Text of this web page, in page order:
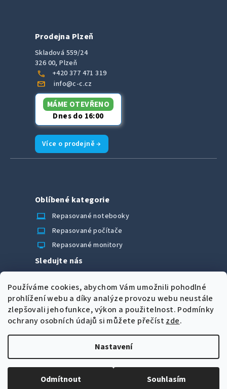
Používáme cookies, abychom Vám umožnili pohodlné
prohlížení webu a díky analýze provozu webu neustále
zlepšovali jeho funkce, výkon a použitelnost. Podmínky
ochrany osobních údajů si můžete přečíst zde.
Nastavení
Odmítnout Souhlasím
Prodejna Plzeň
Skladová 559/24
326 00, Plzeň
call +420 377 471 319
mail info@c-c.cz
MÁME OTEVŘENO
Dnes do 16:00
Více o prodejně →
Oblíbené kategorie
laptop_chromebook
Repasované notebooky
computer Repasované počítače
monitor Repasované monitory
Sledujte nás
Možnosti úhrady
Upravit nastavení cookies